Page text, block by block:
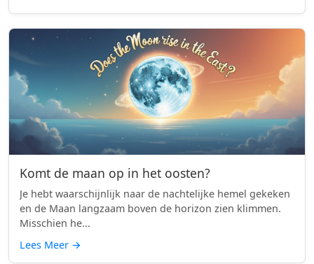
Komt de maan op in het oosten?
Je hebt waarschijnlijk naar de nachtelijke hemel gekeken
en de Maan langzaam boven de horizon zien klimmen.
Misschien he...
Lees Meer →